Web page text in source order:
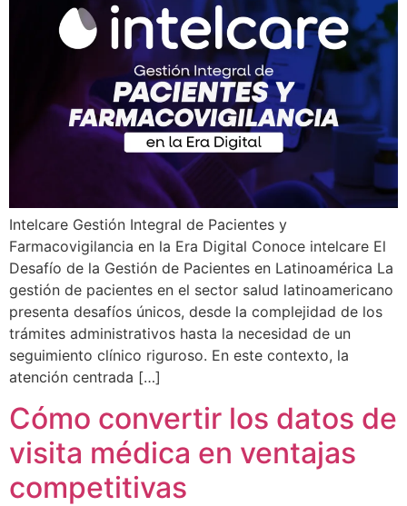
Intelcare Gestión Integral de Pacientes y
Farmacovigilancia en la Era Digital Conoce intelcare El
Desafío de la Gestión de Pacientes en Latinoamérica La
gestión de pacientes en el sector salud latinoamericano
presenta desafíos únicos, desde la complejidad de los
trámites administrativos hasta la necesidad de un
seguimiento clínico riguroso. En este contexto, la
atención centrada […]
Cómo convertir los datos de
visita médica en ventajas
competitivas